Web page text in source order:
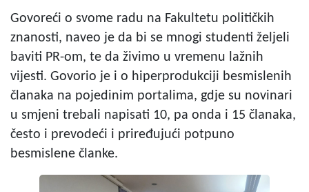
Govoreći o svome radu na Fakultetu političkih
znanosti, naveo je da bi se mnogi studenti željeli
baviti PR-om, te da živimo u vremenu lažnih
vijesti. Govorio je i o hiperprodukciji besmislenih
članaka na pojedinim portalima, gdje su novinari
u smjeni trebali napisati 10, pa onda i 15 članaka,
često i prevodeći i priređujući potpuno
besmislene članke.